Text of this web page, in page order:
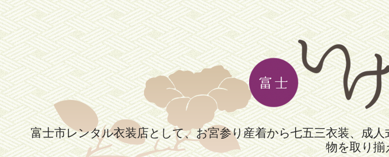
富士市レンタル衣装店として、お宮参り産着から七五三衣装、成
物を取り揃